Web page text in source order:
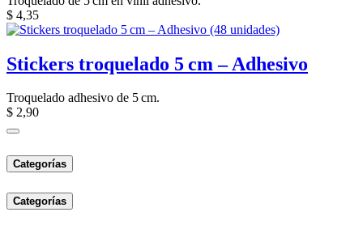
$ 4,35
Stickers troquelado 5 cm – Adhesivo
Troquelado adhesivo de 5 cm.
$ 2,90
Categorías
Categorías